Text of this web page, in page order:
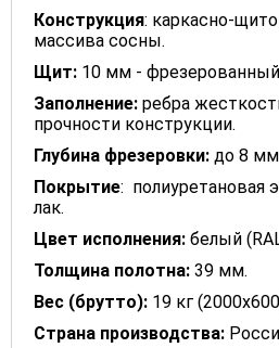
Конструкция: каркасно-
массива сосны.
Щит: 10 мм -
Заполнение: ребра
прочности конструкции.
Глубина фрезеровки: до 8
Покрытие: полиуретановая
лак.
Цвет исполнения: белый
Толщина полотна: 39 мм.
Вес (брутто): 19 кг
Страна производства: